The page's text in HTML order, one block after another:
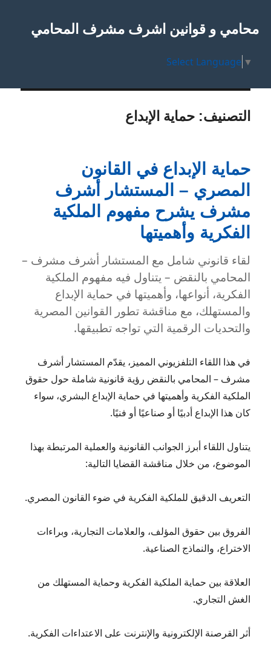
محامي و قوانين اشرف مشرف المحامي
Select Language ▼
التصنيف:حماية الإبداع
حماية الإبداع في القانون
المصري – المستشار أشرف
مشرف يشرح مفهوم الملكية
الفكرية وأهميتها
لقاء قانوني شامل مع المستشار أشرف مشرف –
المحامي بالنقض – يتناول فيه مفهوم الملكية
الفكرية، أنواعها، وأهميتها في حماية الإبداع
والمستهلك، مع مناقشة تطور القوانين المصرية
والتحديات الرقمية التي تواجه تطبيقها.
في هذا اللقاء التلفزيوني المميز، يقدّم المستشار أشرف
مشرف – المحامي بالنقض رؤية قانونية شاملة حول حقوق
الملكية الفكرية وأهميتها في حماية الإبداع البشري، سواء
كان هذا الإبداع أدبيًا أو صناعيًا أو فنيًا.
يتناول اللقاء أبرز الجوانب القانونية والعملية المرتبطة بهذا
الموضوع، من خلال مناقشة القضايا التالية:
التعريف الدقيق للملكية الفكرية في ضوء القانون المصري.
الفروق بين حقوق المؤلف، والعلامات التجارية، وبراءات
الاختراع، والنماذج الصناعية.
العلاقة بين حماية الملكية الفكرية وحماية المستهلك من
الغش التجاري.
أثر القرصنة الإلكترونية والإنترنت على الاعتداءات الفكرية.